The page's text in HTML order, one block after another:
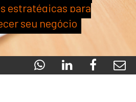
estratégicas para
seu negócio